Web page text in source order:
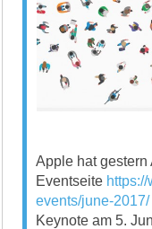
Apple hat
Eventseite
events/june-2017/
Keynote am 5.